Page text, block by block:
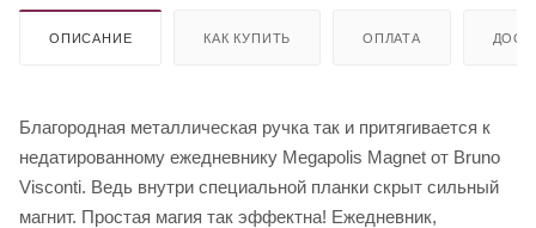
ОПИСАНИЕ КАК КУПИТЬ ОПЛАТА
Благородная металлическая ручка так и притягивается к
недатированному ежедневнику Megapolis Magnet от Bruno
Visconti. Ведь внутри специальной планки скрыт сильный
магнит. Простая магия так эффектна! Ежедневник,